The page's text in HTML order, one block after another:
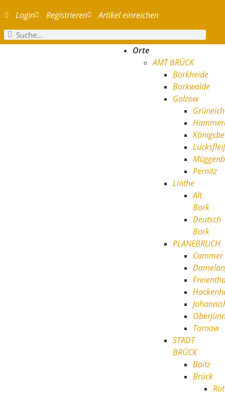
Login Registrieren Artikel einreichen
Orte
AMT BRÜCK
Borkheide
Borkwalde
Golzow
Pernitz
Linthe
Alt
Bork
Deutsch
Bork
PLANEBRUCH
Cammer
Tornow
STADT
BRÜCK
Baitz
Brück